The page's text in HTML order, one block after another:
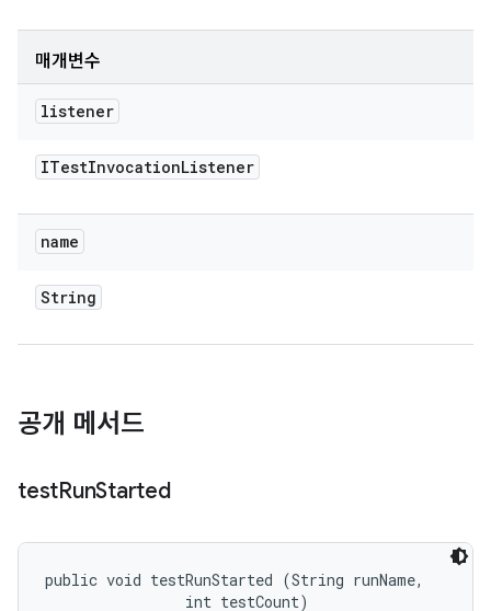
매개변수
listener
ITestInvocationListener
name
String
공개 메서드
testRunStarted
public void testRunStarted (String runName,
                int testCount)